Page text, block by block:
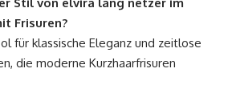
Frisuren?
für klassische Eleganz und zeitlose
die moderne Kurzhaarfrisuren